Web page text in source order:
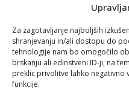
Za zagotavljanje najboljših
shranjevanju in/ali dostopu do
tehnologije nam bo omogočilo
brskanju ali edinstveni ID-ji, na
preklic privolitve lahko negativno
funkcije.